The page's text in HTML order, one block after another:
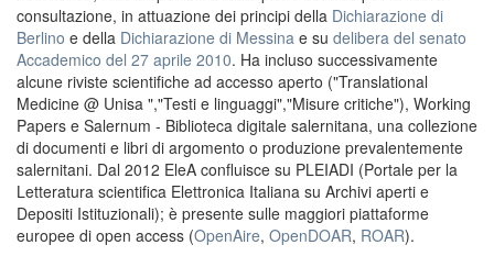
consultazione, in attuazione dei principi della Dichiarazione di
Berlino e della Dichiarazione di Messina e su delibera del senato
Accademico del 27 aprile 2010. Ha incluso successivamente
alcune riviste scientifiche ad accesso aperto ("Translational
Medicine @ Unisa ","Testi e linguaggi","Misure critiche"), Working
Papers e Salernum - Biblioteca digitale salernitana, una collezione
di documenti e libri di argomento o produzione prevalentemente
salernitani. Dal 2012 EleA confluisce su PLEIADI (Portale per la
Letteratura scientifica Elettronica Italiana su Archivi aperti e
Depositi Istituzionali); è presente sulle maggiori piattaforme
europee di open access (OpenAire, OpenDOAR, ROAR).